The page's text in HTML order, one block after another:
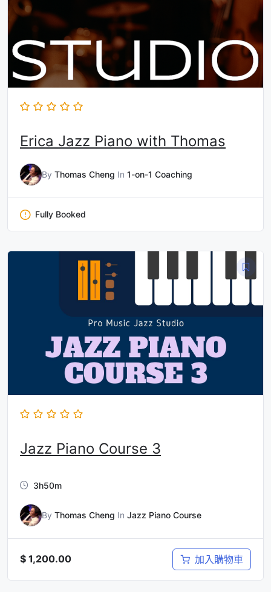
Erica Jazz Piano with Thomas
By Thomas Cheng In 1-on-1 Coaching
Fully Booked
Jazz Piano Course 3
3h50m
By Thomas Cheng In Jazz Piano Course
$ 1,200.00 加入購物車